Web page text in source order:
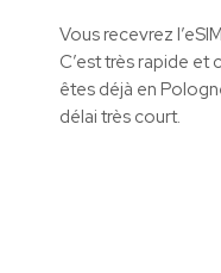
Vous recevrez
C’est très rapide et
êtes déjà en
délai très court.